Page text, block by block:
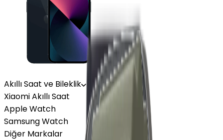
Akıllı Saat ve Bileklik
Xiaomi Akıllı Saat
Apple Watch
Samsung Watch
Diğer Markalar